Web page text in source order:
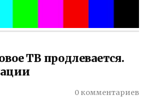
ТВ продлевается.
0 комментариев